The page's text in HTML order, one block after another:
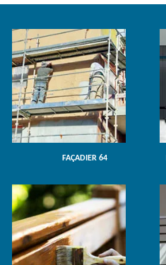
FAÇADIER 64